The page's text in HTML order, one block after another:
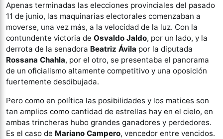
Apenas terminadas las elecciones provinciales del pasado
11 de junio, las maquinarias electorales comenzaban a
moverse, una vez más, a la velocidad de la luz. Con la
contundente victoria de Osvaldo Jaldo, por un lado, y la
derrota de la senadora Beatriz Ávila por la diputada
Rossana Chahla, por el otro, se presentaba el panorama
de un oficialismo altamente competitivo y una oposición
fuertemente desdibujada.
Pero como en política las posibilidades y los matices son
tan amplios como cantidad de estrellas hay en el cielo, en
ambas trincheras hubo grandes ganadores y perdedores.
Es el caso de Mariano Campero, vencedor entre vencidos.